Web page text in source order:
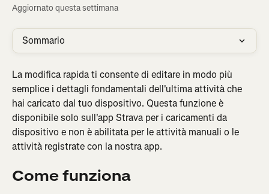
Aggiornato questa settimana
Sommario
La modifica rapida ti consente di editare in modo più
semplice i dettagli fondamentali dell'ultima attività che
hai caricato dal tuo dispositivo. Questa funzione è
disponibile solo sull'app Strava per i caricamenti da
dispositivo e non è abilitata per le attività manuali o le
attività registrate con la nostra app.
Come funziona